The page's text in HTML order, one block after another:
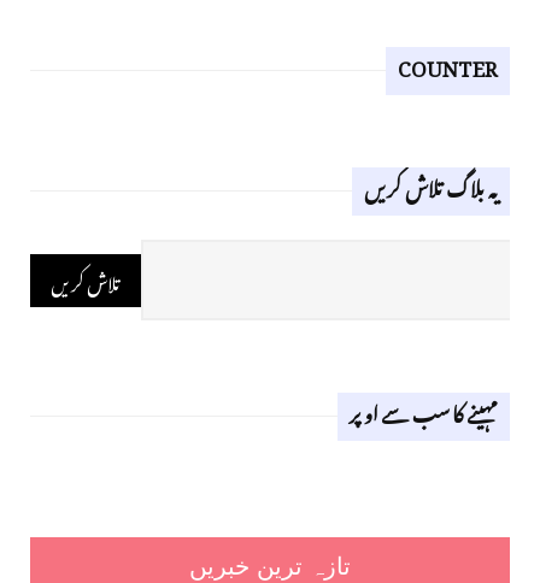
COUNTER
یہ بلاگ تلاش کریں
مہینے کا سب سے اوپر
تازہ ترین خبریں